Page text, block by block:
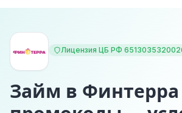
Лицензия ЦБ РФ
Займ в